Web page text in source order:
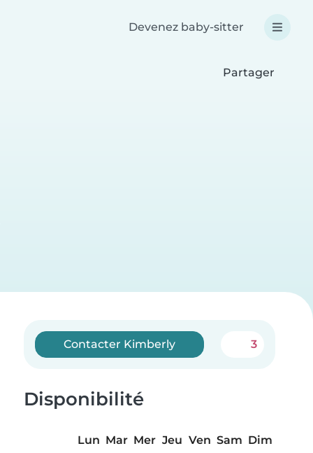
Devenez baby-sitter
Partager
Contacter Kimberly 3
Disponibilité
Lun Mar Mer Jeu Ven Sam Dim